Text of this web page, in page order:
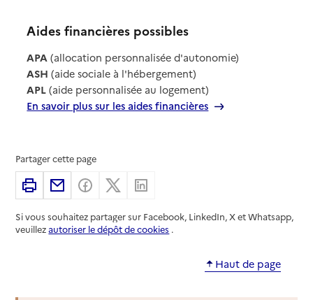
Aides financières possibles
APA (allocation personnalisée d'autonomie)
ASH (aide sociale à l'hébergement)
APL (aide personnalisée au logement)
En savoir plus sur les aides financières
Partager cette page
ImprimerPartager par email
Partager sur Facebook
Partager sur X
Si vous souhaitez partager sur Facebook, LinkedIn, X et Whatsapp,
veuillezautoriser le dépôt de cookies .
Haut de page